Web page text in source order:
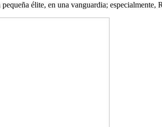
élite, en una vanguardia; especialmente,